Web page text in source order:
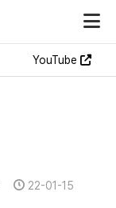
YouTube
22-01-15